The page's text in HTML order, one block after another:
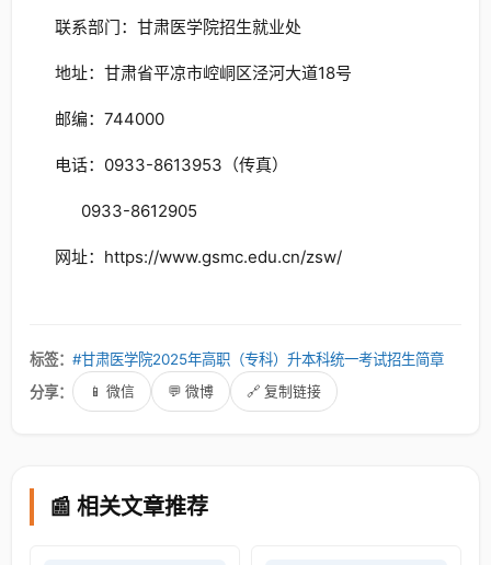
联系部门：甘肃医学院招生就业处
地址：甘肃省平凉市崆峒区泾河大道18号
邮编：744000
电话：0933-8613953（传真）
0933-8612905
网址：https://www.gsmc.edu.cn/zsw/
标签： #甘肃医学院2025年高职（专科）升本科统一考试招生简章
分享：
📱 微信 💬 微博 🔗 复制链接
📰 相关文章推荐